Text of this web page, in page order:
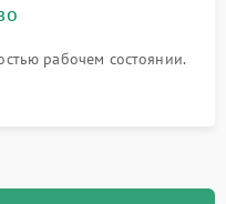
рабочем состоянии.